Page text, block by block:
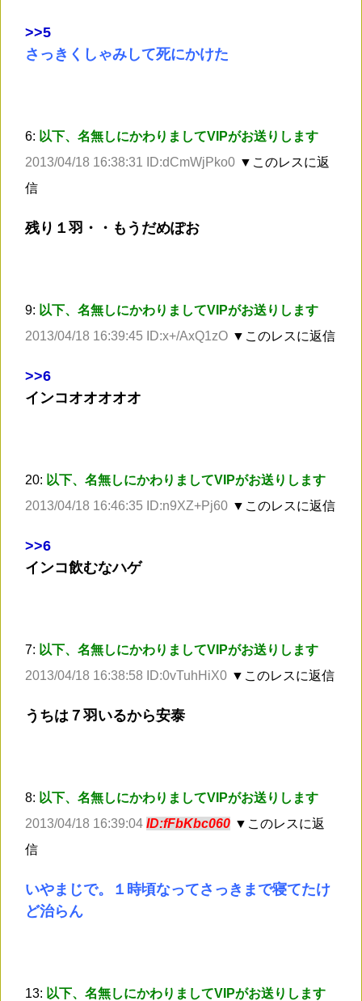
>>5
さっきくしゃみして死にかけた
6: 以下、名無しにかわりましてVIPがお送りします
2013/04/18 16:38:31 ID:dCmWjPko0 ▼このレスに返
信
残り１羽・・もうだめぽお
9: 以下、名無しにかわりましてVIPがお送りします
2013/04/18 16:39:45 ID:x+/AxQ1zO ▼このレスに返信
>>6
インコオオオオオ
20: 以下、名無しにかわりましてVIPがお送りします
2013/04/18 16:46:35 ID:n9XZ+Pj60 ▼このレスに返信
>>6
インコ飲むなハゲ
7: 以下、名無しにかわりましてVIPがお送りします
2013/04/18 16:38:58 ID:0vTuhHiX0 ▼このレスに返信
うちは７羽いるから安泰
8: 以下、名無しにかわりましてVIPがお送りします
2013/04/18 16:39:04 ID:fFbKbc060 ▼このレスに返
信
いやまじで。１時頃なってさっきまで寝てたけ
ど治らん
13: 以下、名無しにかわりましてVIPがお送りします